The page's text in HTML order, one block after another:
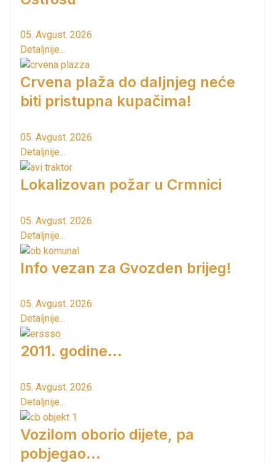
05. Avgust. 2026.
Detaljnije...
Crvena plaža do daljnjeg neće
biti pristupna kupačima!
05. Avgust. 2026.
Detaljnije...
Lokalizovan požar u Crmnici
05. Avgust. 2026.
Detaljnije...
Info vezan za Gvozden brijeg!
05. Avgust. 2026.
Detaljnije...
2011. godine...
05. Avgust. 2026.
Detaljnije...
Vozilom oborio dijete, pa
pobjegao...